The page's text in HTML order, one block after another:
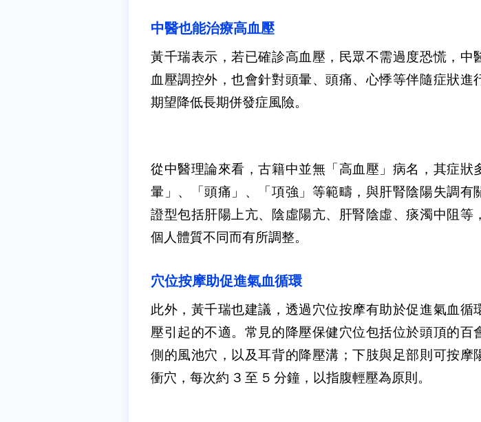
中醫也能治療高血壓
黃千瑞表示，若已確診高血壓，民眾不需過度恐慌，中
血壓調控外，也會針對頭暈、頭痛、心悸等伴隨症狀進
期望降低長期併發症風險。
從中醫理論來看，古籍中並無「高血壓」病名，其症狀
暈」、「頭痛」、「項強」等範疇，與肝腎陰陽失調有
證型包括肝陽上亢、陰虛陽亢、肝腎陰虛、痰濁中阻等
個人體質不同而有所調整。
穴位按摩助促進氣血循環
此外，黃千瑞也建議，透過穴位按摩有助於促進氣血循
壓引起的不適。常見的降壓保健穴位包括位於頭頂的百
側的風池穴，以及耳背的降壓溝；下肢與足部則可按摩
衝穴，每次約 3 至 5 分鐘，以指腹輕壓為原則。